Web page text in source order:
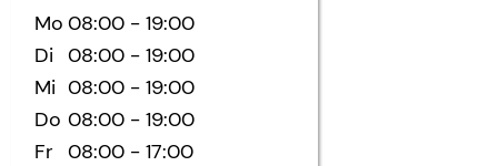
Mo 08:00 - 19:00
Di 08:00 - 19:00
Mi 08:00 - 19:00
Do 08:00 - 19:00
Fr 08:00 - 17:00